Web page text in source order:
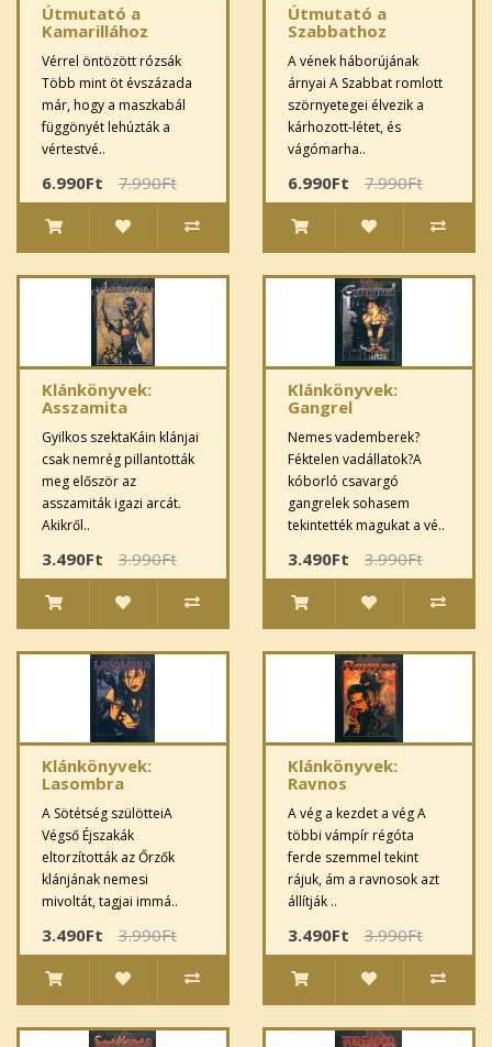
Útmutató a
Kamarillához
Vérrel öntözött rózsák
Több mint öt évszázada
már, hogy a maszkabál
függönyét lehúzták a
vértestvé..
6.990Ft 7.990Ft
Útmutató a
Szabbathoz
A vének háborújának
árnyai A Szabbat romlott
szörnyetegei élvezik a
kárhozott-létet, és
vágómarha..
6.990Ft 7.990Ft
Klánkönyvek:
Asszamita
Gyilkos szektaKáin klánjai
csak nemrég pillantották
meg először az
asszamiták igazi arcát.
Akikről..
3.490Ft 3.990Ft
Klánkönyvek:
Gangrel
Nemes vademberek?
Féktelen vadállatok?A
kóborló csavargó
gangrelek sohasem
tekintették magukat a vé..
3.490Ft 3.990Ft
Klánkönyvek:
Lasombra
A Sötétség szülötteiA
Végső Éjszakák
eltorzították az Őrzők
klánjának nemesi
mivoltát, tagjai immá..
3.490Ft 3.990Ft
Klánkönyvek:
Ravnos
A vég a kezdet a vég A
többi vámpír régóta
ferde szemmel tekint
rájuk, ám a ravnosok azt
állítják ..
3.490Ft 3.990Ft